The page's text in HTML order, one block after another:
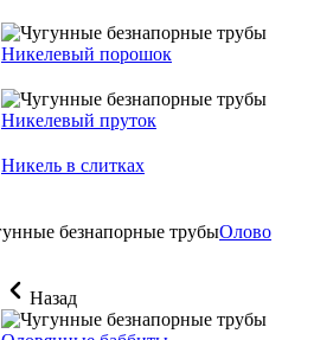
Никелевый порошок
Никелевый пруток
Никель в слитках
Олово
Назад